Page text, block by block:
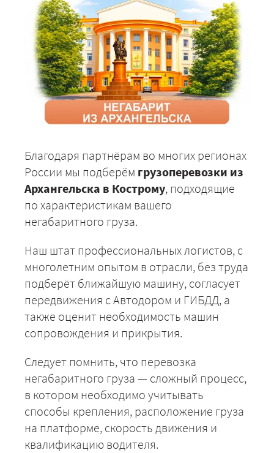
Благодаря партнёрам во многих регионах
России мы подберём грузоперевозки из
Архангельска в Кострому, подходящие
по характеристикам вашего
негабаритного груза.
Наш штат профессиональных логистов, с
многолетним опытом в отрасли, без труда
подберёт ближайшую машину, согласует
передвижения с Автодором и ГИБДД, а
также оценит необходимость машин
сопровождения и прикрытия.
Следует помнить, что перевозка
негабаритного груза — сложный процесс,
в котором необходимо учитывать
способы крепления, расположение груза
на платформе, скорость движения и
квалификацию водителя.